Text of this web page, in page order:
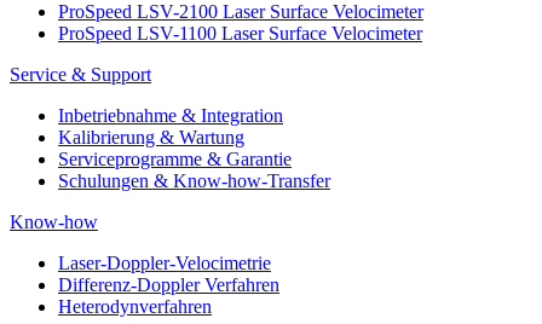
ProSpeed LSV-2100 Laser Surface Velocimeter
ProSpeed LSV-1100 Laser Surface Velocimeter
Service & Support
Inbetriebnahme & Integration
Kalibrierung & Wartung
Serviceprogramme & Garantie
Schulungen & Know-how-Transfer
Know-how
Laser-Doppler-Velocimetrie
Differenz-Doppler Verfahren
Heterodynverfahren